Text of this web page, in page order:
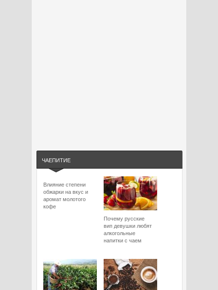
ЧАЕПИТИЕ
Влияние степени
обжарки на вкус и
аромат молотого
кофе
Почему русские
вип девушки любят
алкогольные
напитки с чаем